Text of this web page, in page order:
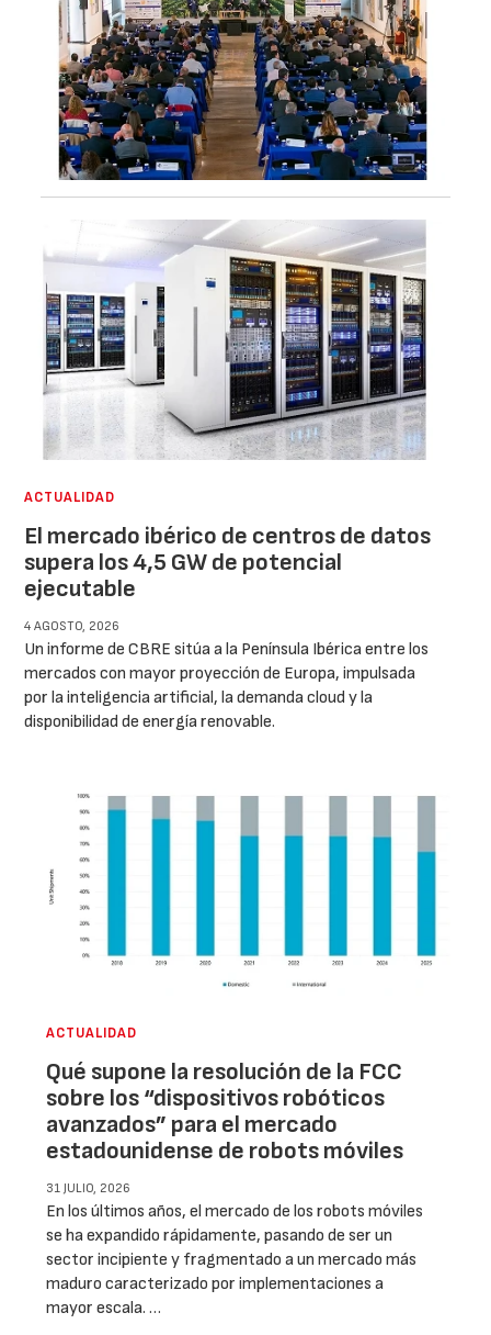
ACTUALIDAD
El mercado ibérico de centros de datos
supera los 4,5 GW de potencial
ejecutable
4 AGOSTO, 2026
Un informe de CBRE sitúa a la Península Ibérica entre los
mercados con mayor proyección de Europa, impulsada
por la inteligencia artificial, la demanda cloud y la
disponibilidad de energía renovable.
ACTUALIDAD
Qué supone la resolución de la FCC
sobre los “dispositivos robóticos
avanzados” para el mercado
estadounidense de robots móviles
31 JULIO, 2026
En los últimos años, el mercado de los robots móviles
se ha expandido rápidamente, pasando de ser un
sector incipiente y fragmentado a un mercado más
maduro caracterizado por implementaciones a
mayor escala. …